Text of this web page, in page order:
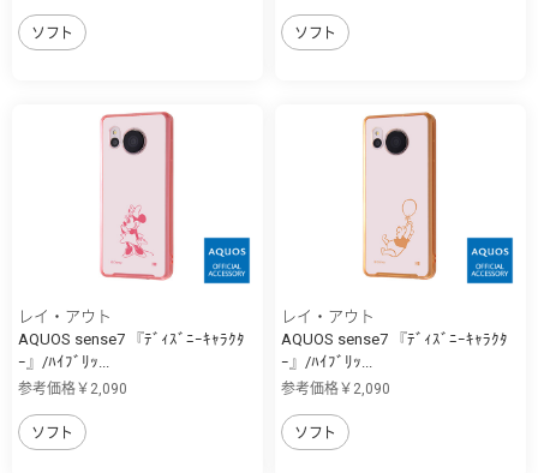
ソフト ソフト
レイ・アウト
AQUOS sense7 『ﾃﾞｨｽﾞﾆｰｷｬﾗｸﾀ
ｰ』/ﾊｲﾌﾞﾘｯ...
参考価格￥2,090
ソフト
レイ・アウト
AQUOS sense7 『ﾃﾞｨｽﾞﾆｰｷｬﾗｸﾀ
ｰ』/ﾊｲﾌﾞﾘｯ...
参考価格￥2,090
ソフト